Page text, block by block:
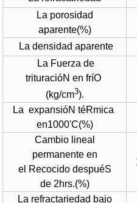
La porosidad
aparente(%)
La densidad aparente
La Fuerza de
trituracióN en fríO
(kg/cm3).
La expansióN téRmica
en1000'C(%)
Cambio lineal
permanente en
el Recocido despuéS
de 2hrs.(%)
La refractariedad bajo